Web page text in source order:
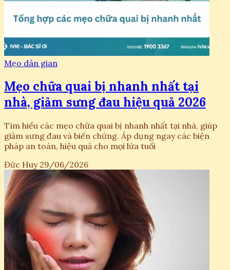
Mẹo dân gian
Mẹo chữa quai bị nhanh nhất tại
nhà, giảm sưng đau hiệu quả 2026
Tìm hiểu các mẹo chữa quai bị nhanh nhất tại nhà, giúp
giảm sưng đau và biến chứng. Áp dụng ngay các biện
pháp an toàn, hiệu quả cho mọi lứa tuổi
Đức Huy 29/06/2026